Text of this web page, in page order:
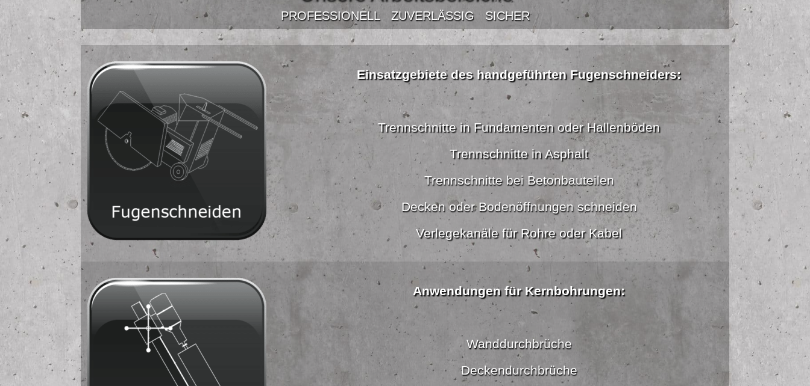
PROFESSIONELL ZUVERLÄSSIG SICHER
Einsatzgebiete des handgeführten Fugenschneiders:
Trennschnitte in Fundamenten oder Hallenböden
Trennschnitte in Asphalt
Trennschnitte bei Betonbauteilen
Decken oder Bodenöffnungen schneiden
Verlegekanäle für Rohre oder Kabel
Anwendungen für Kernbohrungen:
Wanddurchbrüche
Deckendurchbrüche